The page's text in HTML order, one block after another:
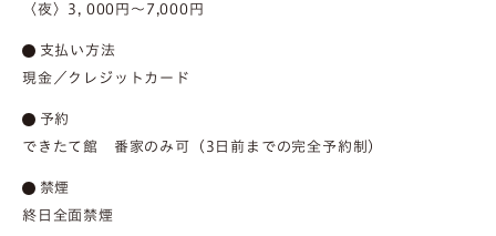
〈夜〉3, 000円～7,000円
支払い方法
現金／クレジットカード
予約
できたて館 番家のみ可（3日前までの完全予約制）
禁煙
終日全面禁煙